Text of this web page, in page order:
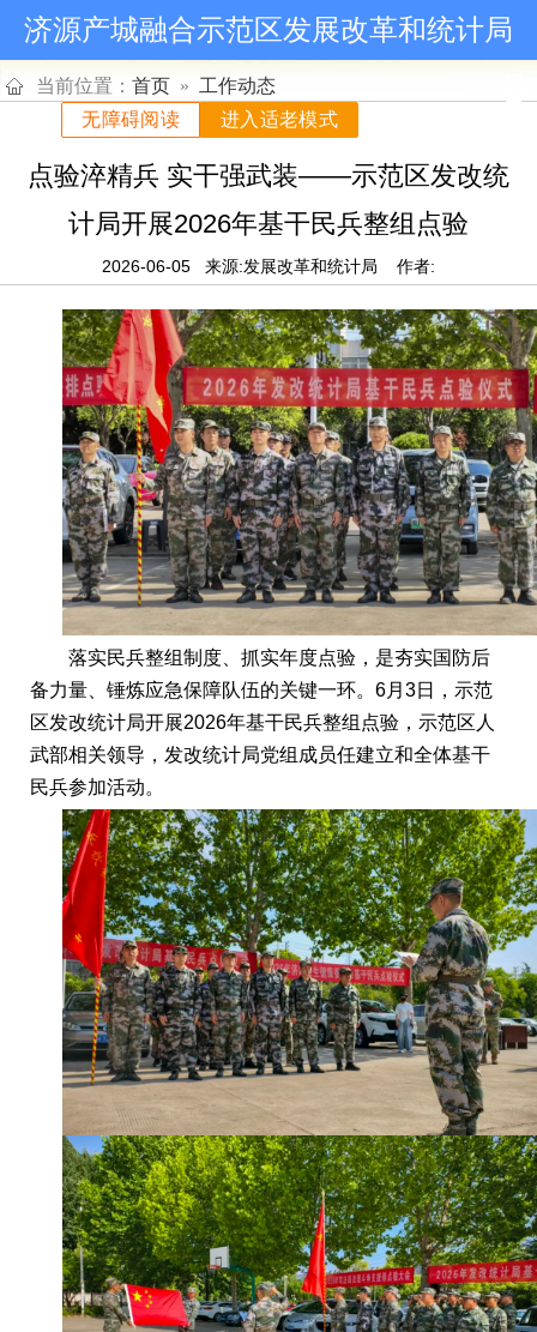
济源产城融合示范区发展改革和统计局
当前位置： 首页 » 工作动态
点验淬精兵 实干强武装——示范区发改统
计局开展2026年基干民兵整组点验
2026-06-05 来源:发展改革和统计局 作者:
落实民兵整组制度、抓实年度点验，是夯实国防后
备力量、锤炼应急保障队伍的关键一环。6月3日，示范
区发改统计局开展2026年基干民兵整组点验，示范区人
武部相关领导，发改统计局党组成员任建立和全体基干
民兵参加活动。
进入适老模式
无障碍阅读